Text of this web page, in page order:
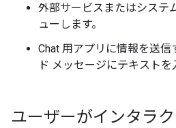
外部サービスまたはシステ
ューします。
Chat 用アプリに情報を送
ド メッセージにテキストを
ユーザーがインタラ